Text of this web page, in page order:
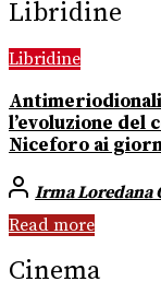
Libridine
Libridine
l’evoluzione del
Niceforo ai
Irma Loredana
Read more
Cinema